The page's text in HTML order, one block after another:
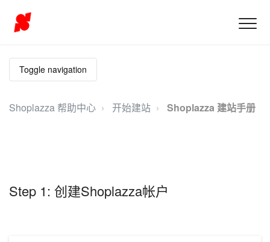
Toggle navigation
Shoplazza 帮助中心 开始建站 Shoplazza 建站手册
Step 1: 创建Shoplazza帐户